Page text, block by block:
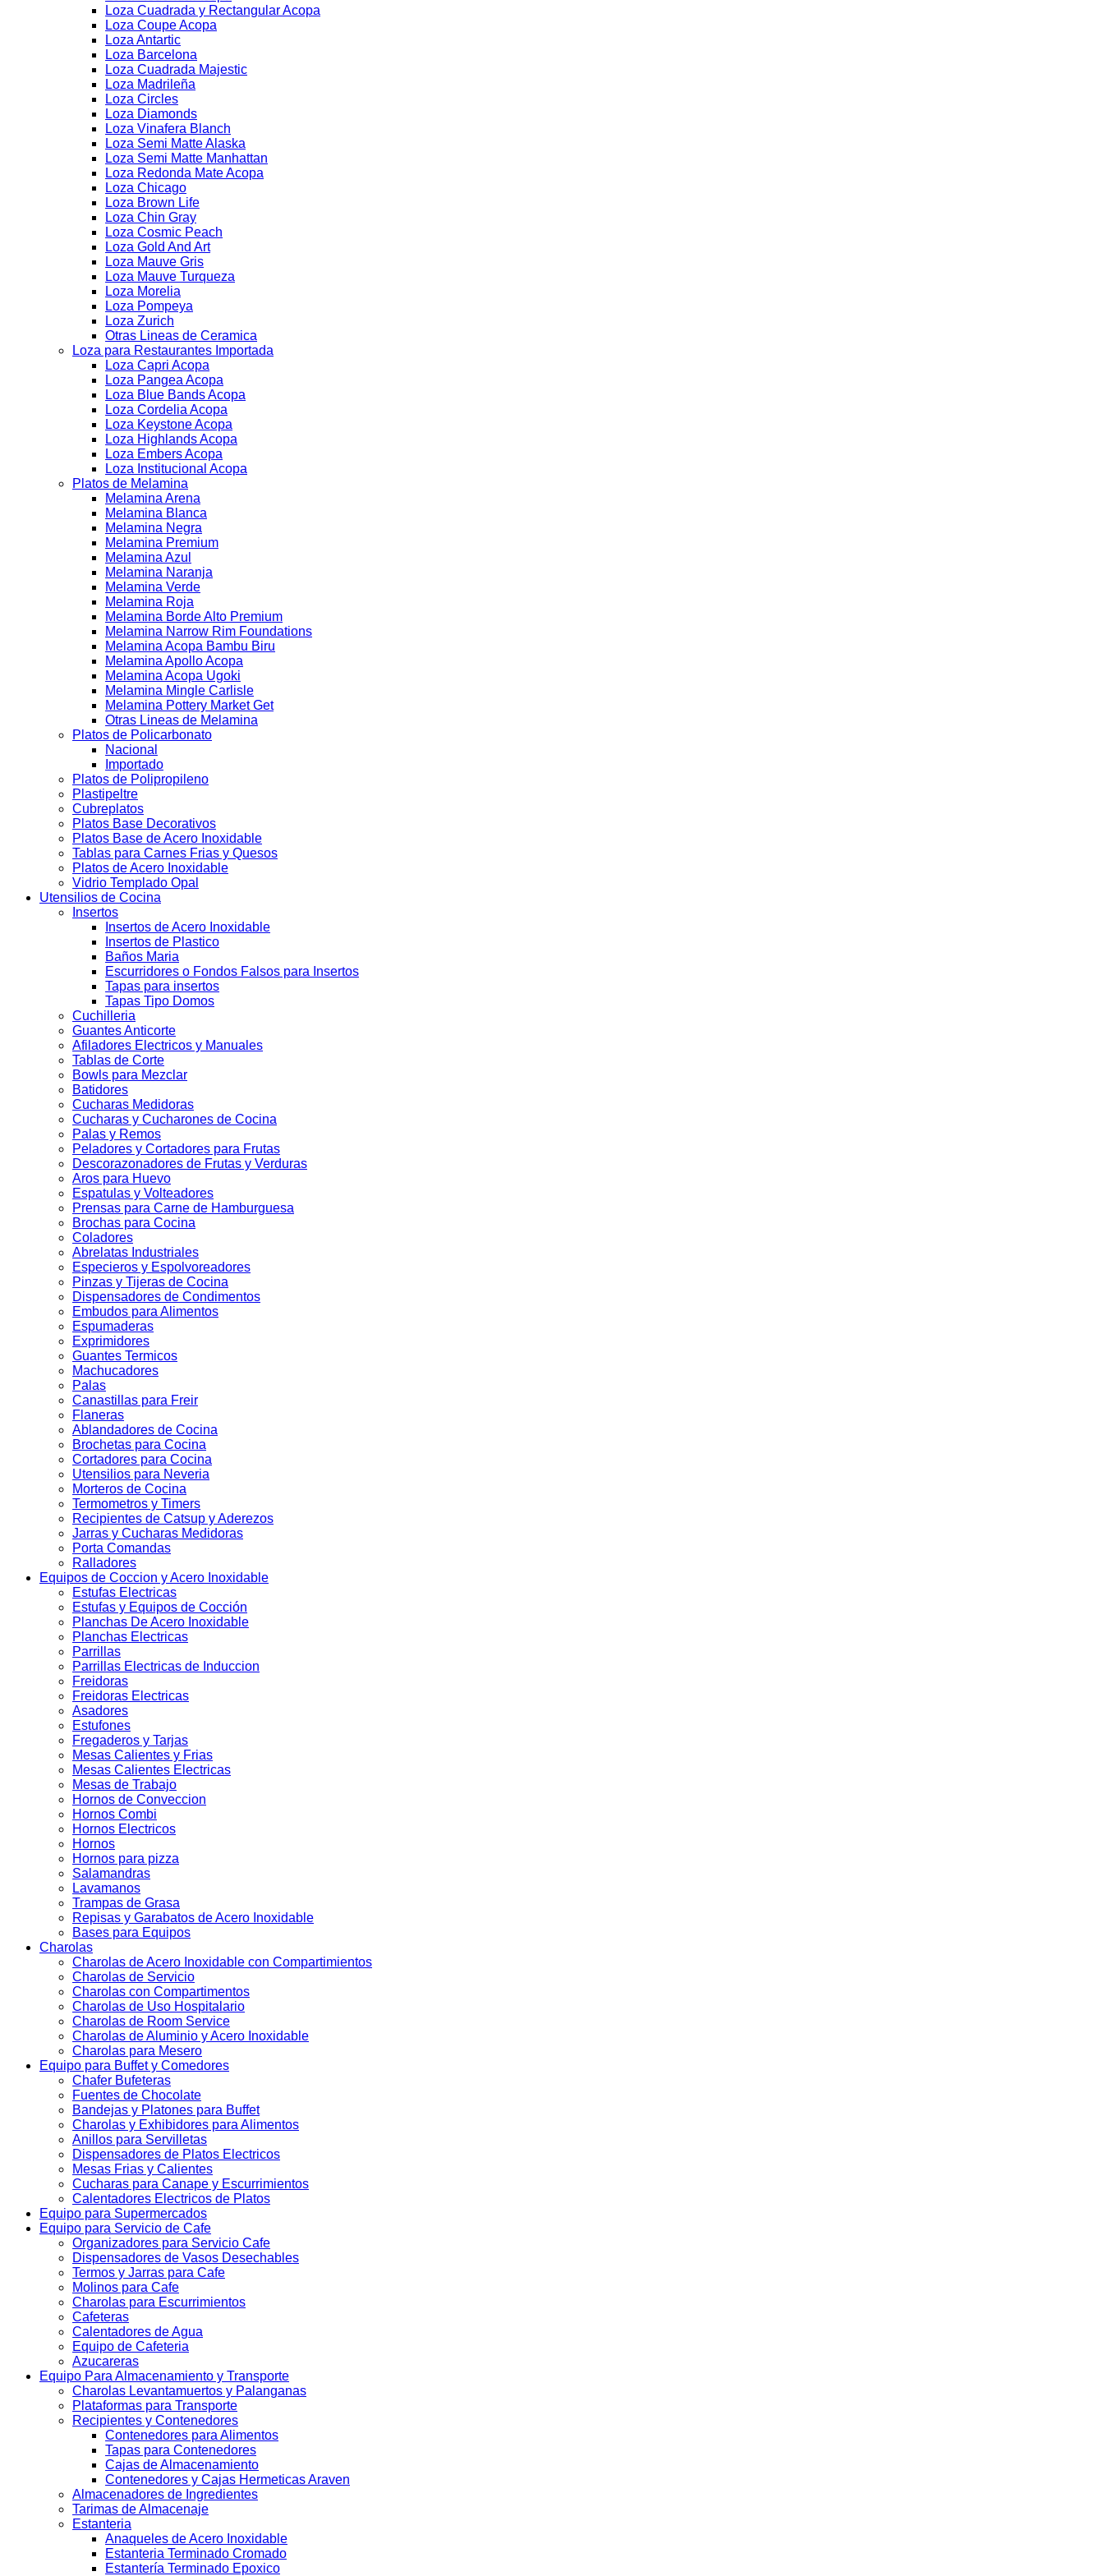
Loza Cuadrada y Rectangular Acopa
Loza Coupe Acopa
Loza Antartic
Loza Barcelona
Loza Cuadrada Majestic
Loza Madrileña
Loza Circles
Loza Diamonds
Loza Vinafera Blanch
Loza Semi Matte Alaska
Loza Semi Matte Manhattan
Loza Redonda Mate Acopa
Loza Chicago
Loza Brown Life
Loza Chin Gray
Loza Cosmic Peach
Loza Gold And Art
Loza Mauve Gris
Loza Mauve Turqueza
Loza Morelia
Loza Pompeya
Loza Zurich
Otras Lineas de Ceramica
Loza para Restaurantes Importada
Loza Capri Acopa
Loza Pangea Acopa
Loza Blue Bands Acopa
Loza Cordelia Acopa
Loza Keystone Acopa
Loza Highlands Acopa
Loza Embers Acopa
Loza Institucional Acopa
Platos de Melamina
Melamina Arena
Melamina Blanca
Melamina Negra
Melamina Premium
Melamina Azul
Melamina Naranja
Melamina Verde
Melamina Roja
Melamina Borde Alto Premium
Melamina Narrow Rim Foundations
Melamina Acopa Bambu Biru
Melamina Apollo Acopa
Melamina Acopa Ugoki
Melamina Mingle Carlisle
Melamina Pottery Market Get
Otras Lineas de Melamina
Platos de Policarbonato
Nacional
Importado
Platos de Polipropileno
Plastipeltre
Cubreplatos
Platos Base Decorativos
Platos Base de Acero Inoxidable
Tablas para Carnes Frias y Quesos
Platos de Acero Inoxidable
Vidrio Templado Opal
Utensilios de Cocina
Insertos
Insertos de Acero Inoxidable
Insertos de Plastico
Baños Maria
Escurridores o Fondos Falsos para Insertos
Tapas para insertos
Tapas Tipo Domos
Cuchilleria
Guantes Anticorte
Afiladores Electricos y Manuales
Tablas de Corte
Bowls para Mezclar
Batidores
Cucharas Medidoras
Cucharas y Cucharones de Cocina
Palas y Remos
Peladores y Cortadores para Frutas
Descorazonadores de Frutas y Verduras
Aros para Huevo
Espatulas y Volteadores
Prensas para Carne de Hamburguesa
Brochas para Cocina
Coladores
Abrelatas Industriales
Especieros y Espolvoreadores
Pinzas y Tijeras de Cocina
Dispensadores de Condimentos
Embudos para Alimentos
Espumaderas
Exprimidores
Guantes Termicos
Machucadores
Palas
Canastillas para Freir
Flaneras
Ablandadores de Cocina
Brochetas para Cocina
Cortadores para Cocina
Utensilios para Neveria
Morteros de Cocina
Termometros y Timers
Recipientes de Catsup y Aderezos
Jarras y Cucharas Medidoras
Porta Comandas
Ralladores
Equipos de Coccion y Acero Inoxidable
Estufas Electricas
Estufas y Equipos de Cocción
Planchas De Acero Inoxidable
Planchas Electricas
Parrillas
Parrillas Electricas de Induccion
Freidoras
Freidoras Electricas
Asadores
Estufones
Fregaderos y Tarjas
Mesas Calientes y Frias
Mesas Calientes Electricas
Mesas de Trabajo
Hornos de Conveccion
Hornos Combi
Hornos Electricos
Hornos
Hornos para pizza
Salamandras
Lavamanos
Trampas de Grasa
Repisas y Garabatos de Acero Inoxidable
Bases para Equipos
Charolas
Charolas de Acero Inoxidable con Compartimientos
Charolas de Servicio
Charolas con Compartimentos
Charolas de Uso Hospitalario
Charolas de Room Service
Charolas de Aluminio y Acero Inoxidable
Charolas para Mesero
Equipo para Buffet y Comedores
Chafer Bufeteras
Fuentes de Chocolate
Bandejas y Platones para Buffet
Charolas y Exhibidores para Alimentos
Anillos para Servilletas
Dispensadores de Platos Electricos
Mesas Frias y Calientes
Cucharas para Canape y Escurrimientos
Calentadores Electricos de Platos
Equipo para Supermercados
Equipo para Servicio de Cafe
Organizadores para Servicio Cafe
Dispensadores de Vasos Desechables
Termos y Jarras para Cafe
Molinos para Cafe
Charolas para Escurrimientos
Cafeteras
Calentadores de Agua
Equipo de Cafeteria
Azucareras
Equipo Para Almacenamiento y Transporte
Charolas Levantamuertos y Palanganas
Plataformas para Transporte
Recipientes y Contenedores
Contenedores para Alimentos
Tapas para Contenedores
Cajas de Almacenamiento
Contenedores y Cajas Hermeticas Araven
Almacenadores de Ingredientes
Tarimas de Almacenaje
Estanteria
Anaqueles de Acero Inoxidable
Estanteria Terminado Cromado
Estantería Terminado Epoxico